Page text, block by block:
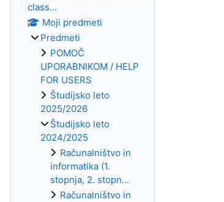
class...
Moji predmeti
Predmeti
POMOČ
UPORABNIKOM / HELP
FOR USERS
Študijsko leto
2025/2026
Študijsko leto
2024/2025
Računalništvo in
informatika (1.
stopnja, 2. stopn...
Računalništvo in